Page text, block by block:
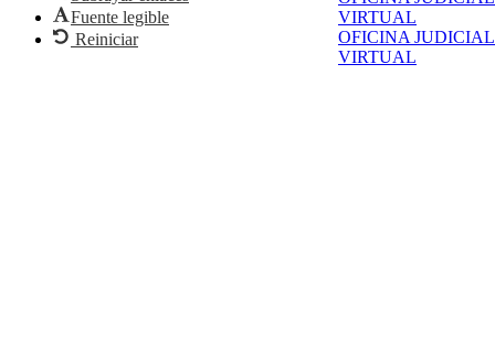
VIRTUAL
OFICINA JUDICIAL
VIRTUAL
Fuente legible
Reiniciar